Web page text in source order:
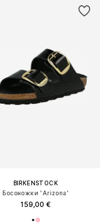
BIRKENSTOCK
Босоножки 'Arizona'
159,00 €